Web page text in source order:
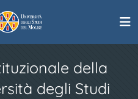
della
degli Studi